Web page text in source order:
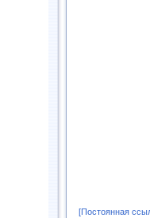
[Постоянная